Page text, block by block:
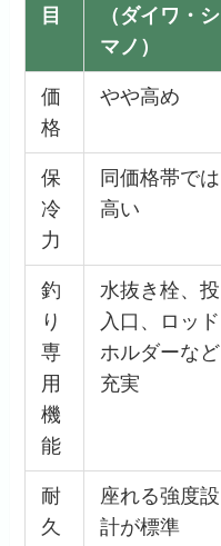
目
（ダイワ・シ
マノ）
価
格
やや高め
保
冷
力
同価格帯では
高い
釣
り
専
用
機
能
水抜き栓、投
入口、ロッド
ホルダーなど
充実
耐
久
座れる強度設
計が標準